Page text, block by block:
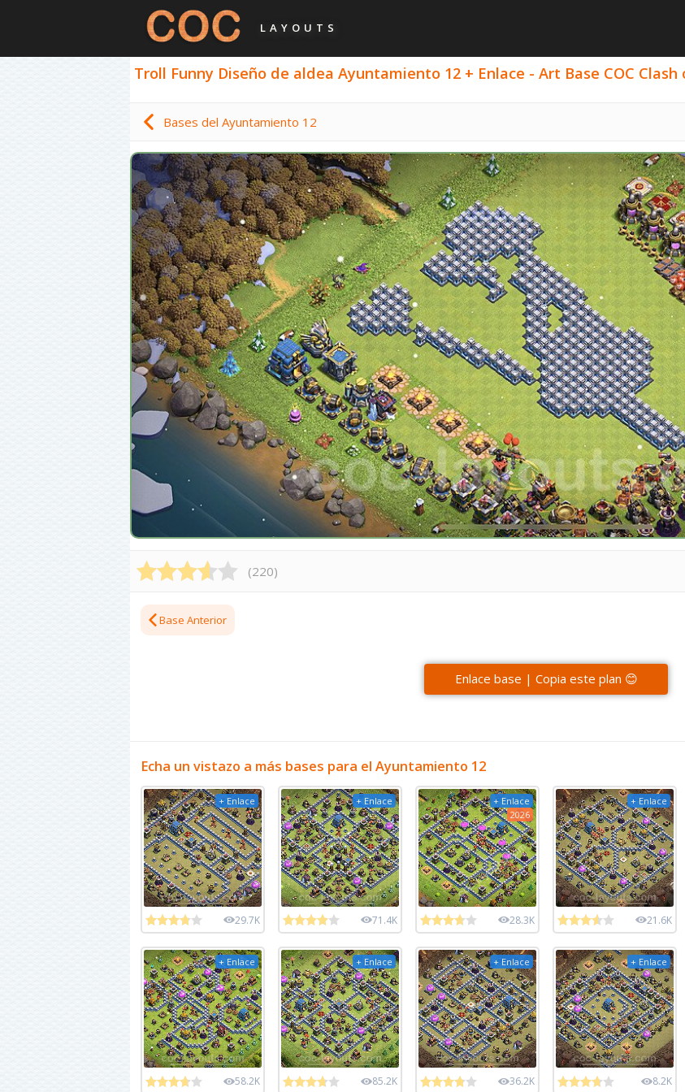
LAYOUTS
Troll Funny Diseño de aldea Ayuntamiento 12 + Enlace - Art Base COC Clash
Bases del Ayuntamiento 12
(220)
Base Anterior
Enlace base | Copia este plan 😊
Echa un vistazo a más bases para el Ayuntamiento 12
+ Enlace
29.7K
+ Enlace
71.4K
+ Enlace
2026
28.3K
+ Enlace
21.6K
+ Enlace
58.2K
+ Enlace
85.2K
+ Enlace
36.2K
+ Enlace
8.2K